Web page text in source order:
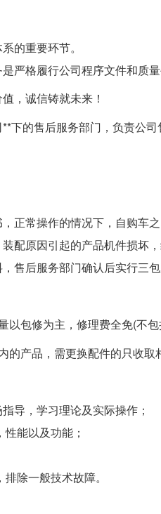
的重要环节。
严格履行公司程序文件和质
，诚信铸就未来！
下的售后服务部门，负责公
正常操作的情况下，自购车
配原因引起的产品机件损坏
售后服务部门确认后实行三包
以包修为主，修理费全免(不包
的产品，需更换配件的只收取
导，学习理论及实际操作；
能以及功能；
除一般技术故障。